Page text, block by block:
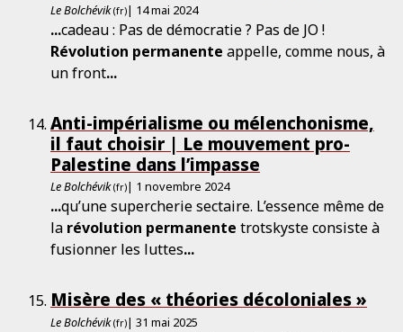
Le Bolchévik (fr)| 14 mai 2024
...cadeau : Pas de démocratie ? Pas de JO !
Révolution permanente appelle, comme nous, à
un front...
Anti-impérialisme ou mélenchonisme,
il faut choisir | Le mouvement pro-
Palestine dans l’impasse
Le Bolchévik (fr)| 1 novembre 2024
...qu’une supercherie sectaire. L’essence même de
la révolution permanente trotskyste consiste à
fusionner les luttes...
Misère des « théories décoloniales »
Le Bolchévik (fr)| 31 mai 2025